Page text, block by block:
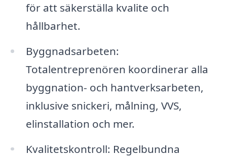
för att säkerställa kvalite och
hållbarhet.
Byggnadsarbeten:
Totalentreprenören koordinerar alla
byggnation- och hantverksarbeten,
inklusive snickeri, målning, VVS,
elinstallation och mer.
Kvalitetskontroll: Regelbundna